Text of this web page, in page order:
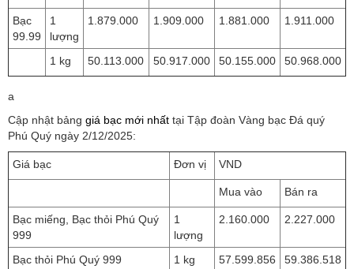
Bạc
99.99
1
lượng
1.879.000 1.909.000 1.881.000 1.911.000
1 kg 50.113.000 50.917.000 50.155.000 50.968.000
a
Cập nhật bảng giá bạc mới nhất tại Tập đoàn Vàng bạc Đá quý
Phú Quý ngày 2/12/2025:
Giá bạc Đơn vị VND
Mua vào Bán ra
Bạc miếng, Bạc thỏi Phú Quý
999
1
lượng
2.160.000 2.227.000
Bạc thỏi Phú Quý 999 1 kg 57.599.856 59.386.518